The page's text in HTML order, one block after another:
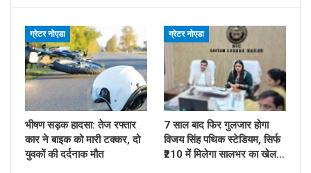
ग्रेटर नोएडा
भीषण सड़क हादसा: तेज रफ्तार
कार ने बाइक को मारी टक्कर, दो
युवकों की दर्दनाक मौत
ग्रेटर नोएडा
7 साल बाद फिर गुलजार होगा
विजय सिंह पथिक स्टेडियम, सिर्फ
₹210 में मिलेगा सालभर का खेल…